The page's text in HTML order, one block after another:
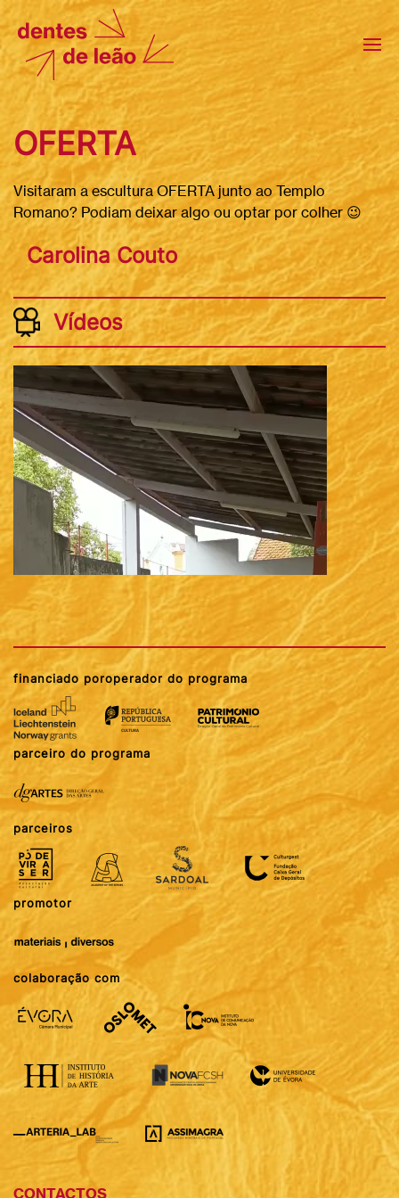
OFERTA
Visitaram a escultura OFERTA junto ao Templo
Romano? Podiam deixar algo ou optar por colher 😉
Carolina Couto
Vídeos
financiado poroperador do programa
parceiro do programa
parceiros
promotor
colaboração com
CONTACTOS